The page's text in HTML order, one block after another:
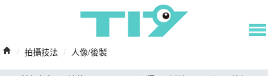
/ 拍攝技法 / 人像/後製